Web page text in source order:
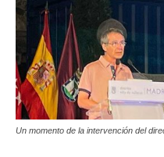
Un momento de la intervención del